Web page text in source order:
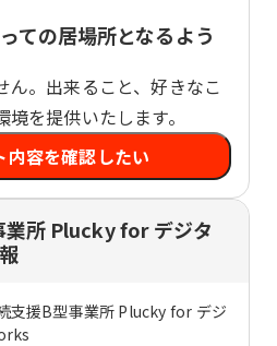
ての居場所となるよう
ん。出来ること、好きなこ
を提供いたします。
内容を確認したい
業所 Plucky for デジタ
支援B型事業所 Plucky for デジ